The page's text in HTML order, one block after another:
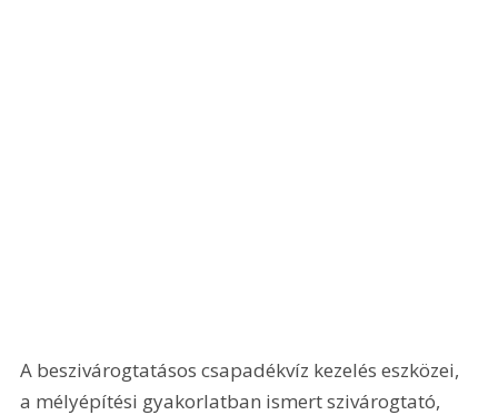
A beszivárogtatásos csapadékvíz kezelés eszközei,
a mélyépítési gyakorlatban ismert szivárogtató,